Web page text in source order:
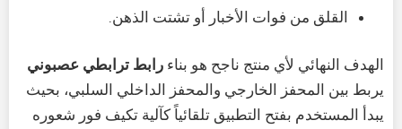
القلق من فوات الأخبار أو تشتت الذهن.
الهدف النهائي لأي منتج ناجح هو بناء رابط ترابطي عصبوني
يربط بين المحفز الخارجي والمحفز الداخلي السلبي، بحيث
يبدأ المستخدم بفتح التطبيق تلقائياً كآلية تكيف فور شعوره